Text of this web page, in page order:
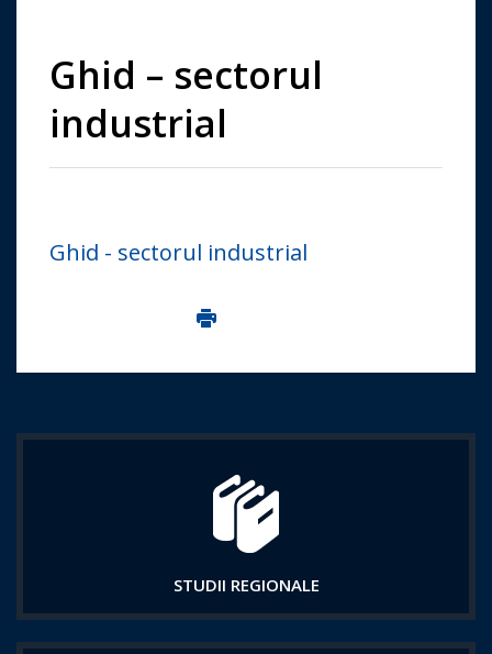
Ghid – sectorul
industrial
Ghid - sectorul industrial
Imprima aceasta pagina
STUDII REGIONALE